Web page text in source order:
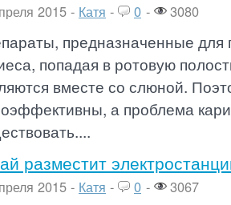
2015 - Катя - 0 - 3080
предназначенные для
попадая в ротовую
вместе со слюной.
а проблема
разместит
2015 - Катя - 0 - 3067